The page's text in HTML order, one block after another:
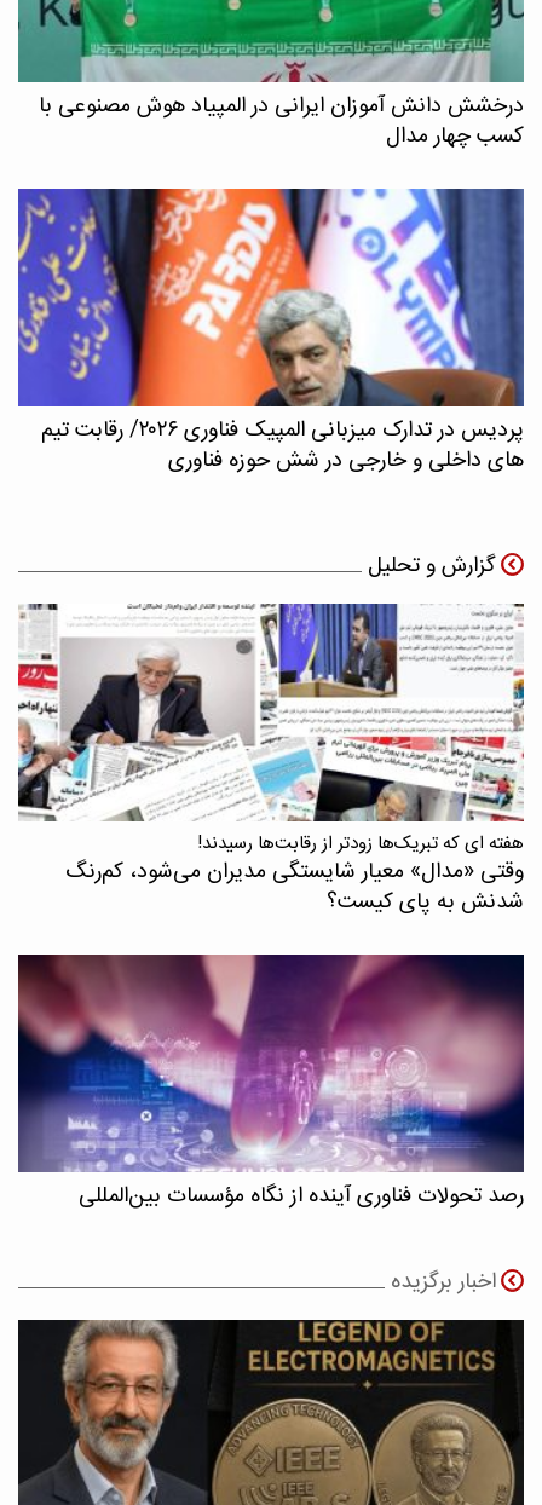
درخشش دانش آموزان ایرانی در المپیاد هوش مصنوعی با
کسب چهار مدال
پردیس در تدارک میزبانی المپیک فناوری ۲۰۲۶/ رقابت تیم
های داخلی و خارجی در شش حوزه فناوری
گزارش و تحلیل
هفته ای که تبریک‌ها زودتر از رقابت‌ها رسیدند!
وقتی «مدال‌» معیار شایستگی مدیران می‌شود، کم‌رنگ
شدنش به پای کیست؟
رصد تحولات فناوری آینده از نگاه مؤسسات بین‌المللی
اخبار برگزیده